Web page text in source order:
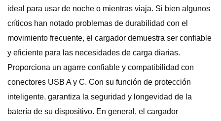
ideal para usar de noche o mientras viaja. Si bien algunos
críticos han notado problemas de durabilidad con el
movimiento frecuente, el cargador demuestra ser confiable
y eficiente para las necesidades de carga diarias.
Proporciona un agarre confiable y compatibilidad con
conectores USB A y C. Con su función de protección
inteligente, garantiza la seguridad y longevidad de la
batería de su dispositivo. En general, el cargador